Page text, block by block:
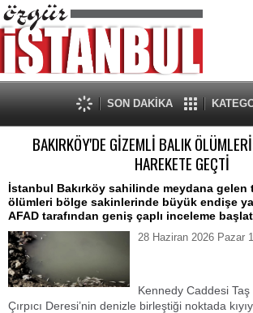
SON DAKİKA
BAKIRKÖY'DE GİZEMLİ BALIK
HAREKETE GEÇTİ
​İstanbul Bakırköy sahilinde meydana gelen
ölümleri bölge sakinlerinde büyük endişe
AFAD tarafından geniş çaplı inceleme
28 Haziran 2026 Pazar
​Kennedy Caddesi Taş
Çırpıcı Deresi’nin denizle birleştiği noktada